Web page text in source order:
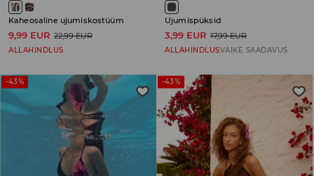
Kaheosaline ujumiskostüüm
9,99 EUR 22,99 EUR
ALLAHINDLUS
Ujumispüksid
3,99 EUR 17,99 EUR
ALLAHINDLUSVÄIKE SAADAVUS
-43% -43%